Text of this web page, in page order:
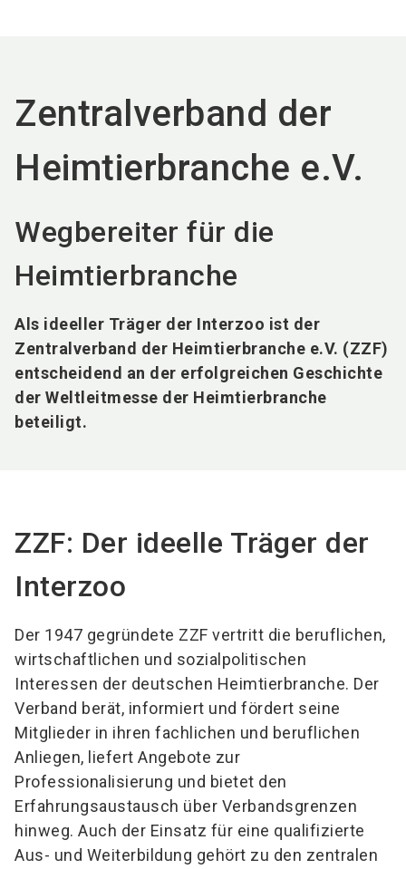
Zentralverband der
Heimtierbranche e.V.
Wegbereiter für die
Heimtierbranche
Als ideeller Träger der Interzoo ist der
Zentralverband der Heimtierbranche e.V. (ZZF)
entscheidend an der erfolgreichen Geschichte
der Weltleitmesse der Heimtierbranche
beteiligt.
ZZF: Der ideelle Träger der
Interzoo
Der 1947 gegründete ZZF vertritt die beruflichen,
wirtschaftlichen und sozialpolitischen
Interessen der deutschen Heimtierbranche. Der
Verband berät, informiert und fördert seine
Mitglieder in ihren fachlichen und beruflichen
Anliegen, liefert Angebote zur
Professionalisierung und bietet den
Erfahrungsaustausch über Verbandsgrenzen
hinweg. Auch der Einsatz für eine qualifizierte
Aus- und Weiterbildung gehört zu den zentralen